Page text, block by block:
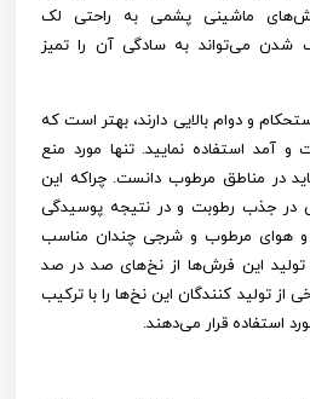
ماشینی پشمی ‌به راحتی لک
می‌تواند به سادگی آن را تمیز
و دوام بالایی دارند، بهتر است که
و آمد استفاده نمایید. تنها مورد منع
در مناطق مرطوب دانست. چراکه این
در جذب رطوبت و در نتیجه پوسیدگی
و هوای مرطوب و شرجی چندان مناسب
تولید این فرش‌ها از نخ‌های صد در صد
از تولید کنندگان این نخ‌ها را با ترکیب
استفاده قرار می‌دهند.